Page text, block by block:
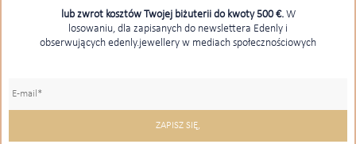
lub zwrot kosztów Twojej biżuterii do kwoty 500 €.W
losowaniu, dla zapisanych do newslettera Edenly i
obserwujących edenly.jewellery w mediach społecznościowych